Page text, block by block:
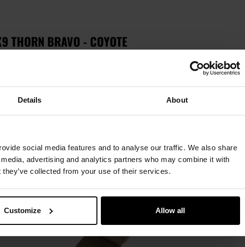
Details About
social media features and to analyse our traffic. We also share
advertising and analytics partners who may combine it with
collected from your use of their services.
Customize Allow all
THORN BRAVO - COYOTE
i odpornej na przetarcia Cordury oraz nylonu. Taśmy o szerokości
dopasowanie zawieszenia do potrzeb strzelca.